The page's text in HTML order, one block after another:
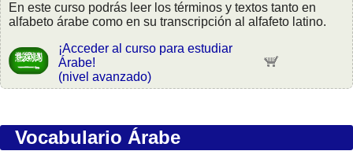
En este curso podrás leer los términos y textos tanto en
alfabeto árabe como en su transcripción al alfafeto latino.
¡Acceder al curso para estudiar
Árabe!
(nivel avanzado)
Vocabulario Árabe